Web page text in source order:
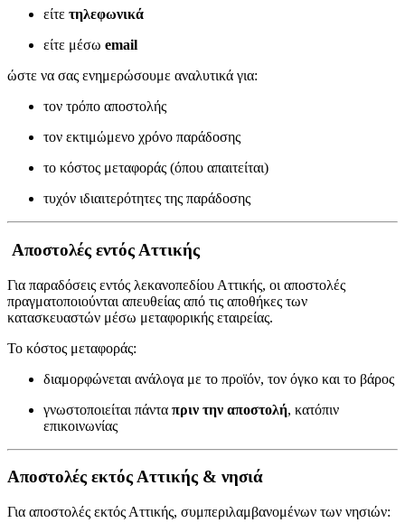
είτε τηλεφωνικά
είτε μέσω email
ώστε να σας ενημερώσουμε αναλυτικά για:
τον τρόπο αποστολής
τον εκτιμώμενο χρόνο παράδοσης
το κόστος μεταφοράς (όπου απαιτείται)
τυχόν ιδιαιτερότητες της παράδοσης
Αποστολές εντός Αττικής
Για παραδόσεις εντός λεκανοπεδίου Αττικής, οι αποστολές
πραγματοποιούνται απευθείας από τις αποθήκες των
κατασκευαστών μέσω μεταφορικής εταιρείας.
Το κόστος μεταφοράς:
διαμορφώνεται ανάλογα με το προϊόν, τον όγκο και το βάρος
γνωστοποιείται πάντα πριν την αποστολή, κατόπιν
επικοινωνίας
Αποστολές εκτός Αττικής & νησιά
Για αποστολές εκτός Αττικής, συμπεριλαμβανομένων των νησιών: